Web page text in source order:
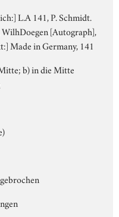
L.A 141, P. Schmidt.
WilhDoegen [Autograph],
Made in Germany, 141
b) in die Mitte